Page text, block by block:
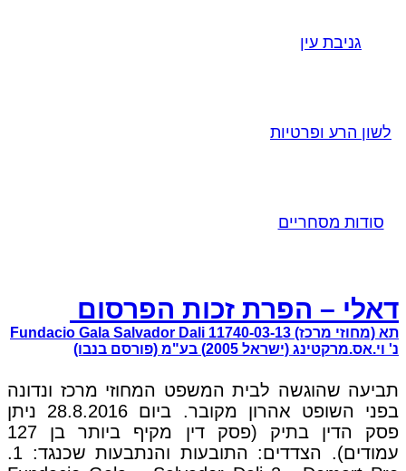
גניבת עין
לשון הרע ופרטיות
סודות מסחריים
דאלי – הפרת זכות הפרסום
תא (מחוזי מרכז) 11740-03-13 Fundacio Gala Salvador Dali
נ' וי.אס.מרקטינג (ישראל 2005) בע"מ (פורסם בנבו)
תביעה שהוגשה לבית המשפט המחוזי מרכז ונדונה
בפני השופט אהרון מקובר. ביום 28.8.2016 ניתן
פסק הדין בתיק (פסק דין מקיף ביותר בן 127
עמודים). הצדדים: התובעות והנתבעות שכנגד: 1.